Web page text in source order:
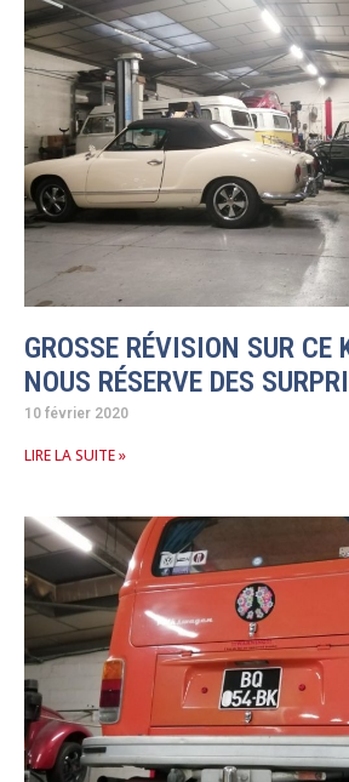
GROSSE RÉVISION SUR
NOUS RÉSERVE DES
10 février 2020
LIRE LA SUITE »